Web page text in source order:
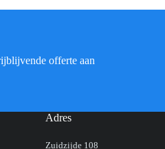
offerte aan
Adres
Zuidzijde 108